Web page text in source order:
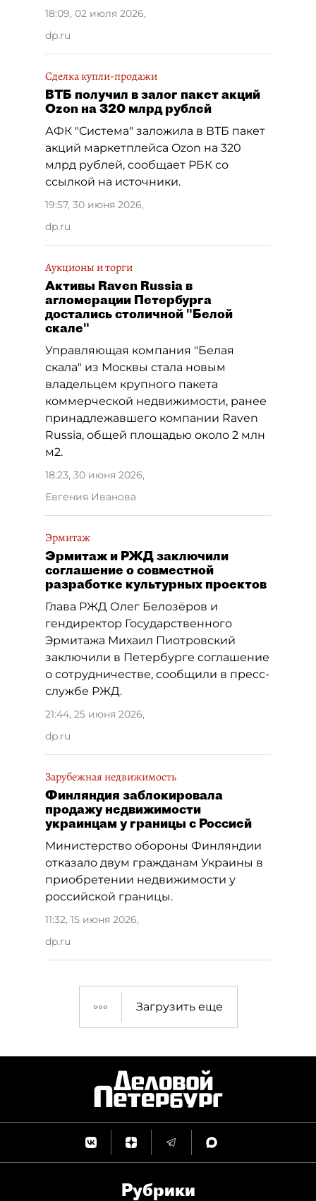
18:09, 02 июля 2026,
dp.ru
Сделка купли-продажи
ВТБ получил в залог пакет акций
Ozon на 320 млрд рублей
АФК "Система" заложила в ВТБ пакет
акций маркетплейса Ozon на 320
млрд рублей, сообщает РБК со
ссылкой на источники.
19:57, 30 июня 2026,
dp.ru
Аукционы и торги
Активы Raven Russia в
агломерации Петербурга
достались столичной "Белой
скале"
Управляющая компания "Белая
скала" из Москвы стала новым
владельцем крупного пакета
коммерческой недвижимости, ранее
принадлежавшего компании Raven
Russia, общей площадью около 2 млн
м2.
18:23, 30 июня 2026,
Евгения Иванова
Эрмитаж
Эрмитаж и РЖД заключили
соглашение о совместной
разработке культурных проектов
Глава РЖД Олег Белозёров и
гендиректор Государственного
Эрмитажа Михаил Пиотровский
заключили в Петербурге соглашение
о сотрудничестве, сообщили в пресс-
службе РЖД.
21:44, 25 июня 2026,
dp.ru
Зарубежная недвижимость
Финляндия заблокировала
продажу недвижимости
украинцам у границы с Россией
Министерство обороны Финляндии
отказало двум гражданам Украины в
приобретении недвижимости у
российской границы.
11:32, 15 июня 2026,
dp.ru
Загрузить еще
Рубрики